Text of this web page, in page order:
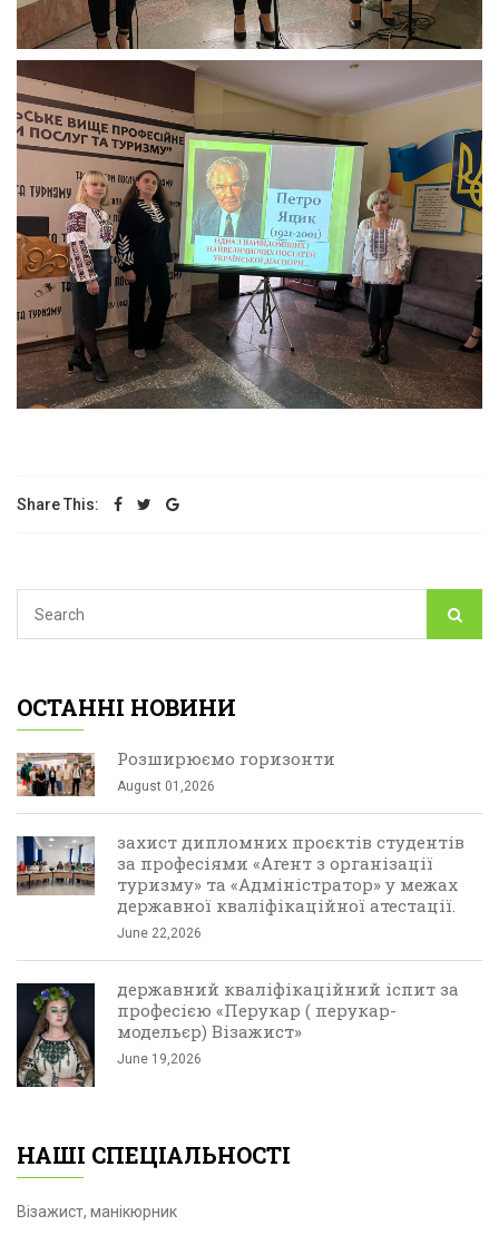
Share This:
ОСТАННІ НОВИНИ
Розширюємо горизонти
August 01,2026
захист дипломних проєктів студентів
за професіями «Агент з організації
туризму» та «Адміністратор» у межах
державної кваліфікаційної атестації.
June 22,2026
державний кваліфікаційний іспит за
професією «Перукар ( перукар-
модельєр) Візажист»
June 19,2026
НАШІ СПЕЦІАЛЬНОСТІ
Візажист, манікюрник